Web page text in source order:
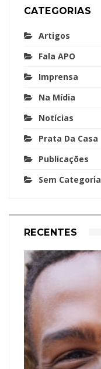
CATEGORIAS
Artigos
Fala APO
Imprensa
Na Mídia
Notícias
Prata Da Casa
Publicações
Sem Categoria
RECENTES